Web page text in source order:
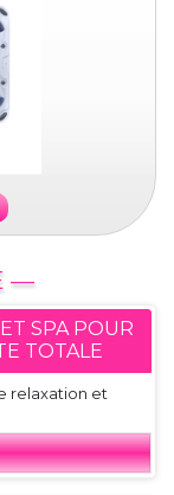
—
SPA POUR
TOTALE
relaxation et